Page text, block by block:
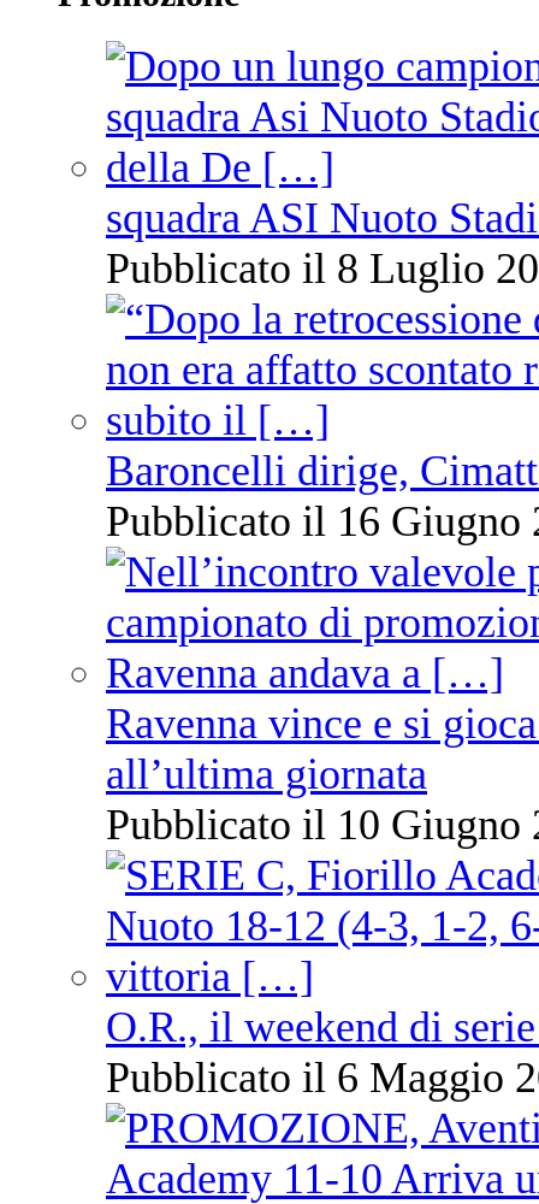
squadra ASI Nuoto
Pubblicato il 8 Luglio
Baroncelli dirige,
Pubblicato il 16 Giugno
Ravenna vince e si
all’ultima giornata
Pubblicato il 10 Giugno
O.R., il weekend di
Pubblicato il 6 Maggio